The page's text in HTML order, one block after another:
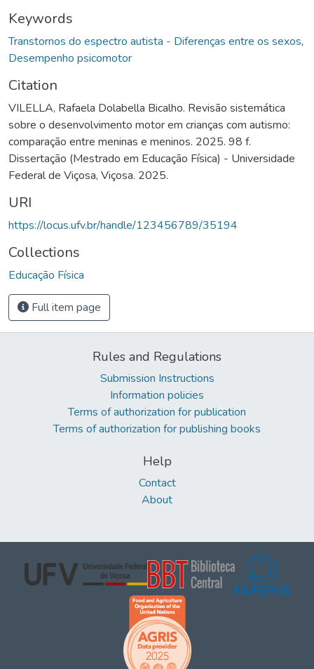
Keywords
Transtornos do espectro autista - Diferenças entre os sexos,
Desempenho psicomotor
Citation
VILELLA, Rafaela Dolabella Bicalho. Revisão sistemática
sobre o desenvolvimento motor em crianças com autismo:
comparação entre meninas e meninos. 2025. 98 f.
Dissertação (Mestrado em Educação Física) - Universidade
Federal de Viçosa, Viçosa. 2025.
URI
https://locus.ufv.br/handle/123456789/35194
Collections
Educação Física
Full item page
Rules and Regulations
Submission Instructions
Information policies
Terms of authorization for publication
Terms of authorization for publishing books
Help
Contact
About